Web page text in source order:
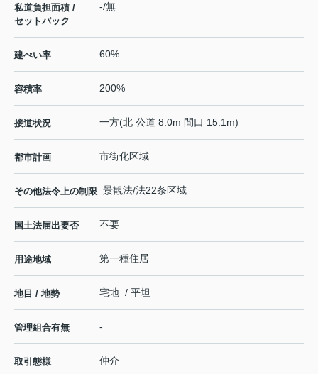
私道負担面積 /
セットバック
-/無
建ぺい率 60%
容積率 200%
接道状況 一方(北 公道 8.0m 間口 15.1m)
都市計画 市街化区域
その他法令上の制限 景観法/法22条区域
国土法届出要否 不要
用途地域 第一種住居
地目 / 地勢 宅地 / 平坦
管理組合有無 -
取引態様 仲介